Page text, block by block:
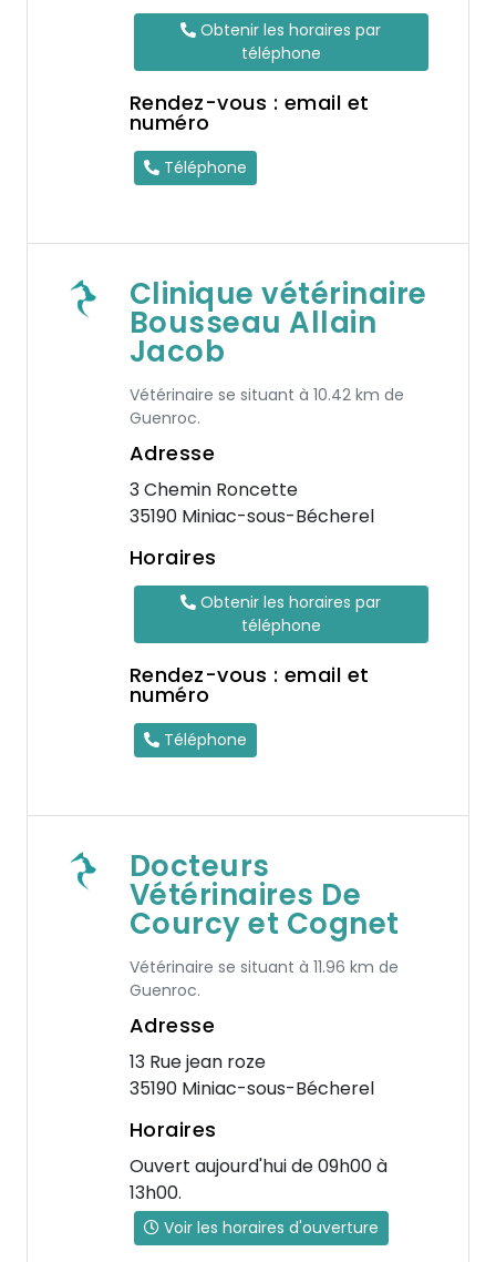
Obtenir les horaires par
téléphone
Rendez-vous : email et
numéro
Téléphone
Clinique vétérinaire
Bousseau Allain
Jacob
Vétérinaire se situant à 10.42 km de
Guenroc.
Adresse
3 Chemin Roncette
35190 Miniac-sous-Bécherel
Horaires
Obtenir les horaires par
téléphone
Rendez-vous : email et
numéro
Téléphone
Docteurs
Vétérinaires De
Courcy et Cognet
Vétérinaire se situant à 11.96 km de
Guenroc.
Adresse
13 Rue jean roze
35190 Miniac-sous-Bécherel
Horaires
Ouvert aujourd'hui de 09h00 à
13h00.
Voir les horaires d'ouverture